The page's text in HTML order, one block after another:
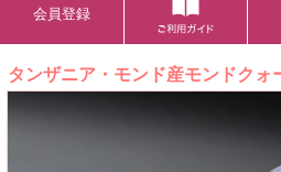
会員登録
タンザニア・モンド産モンドクォ